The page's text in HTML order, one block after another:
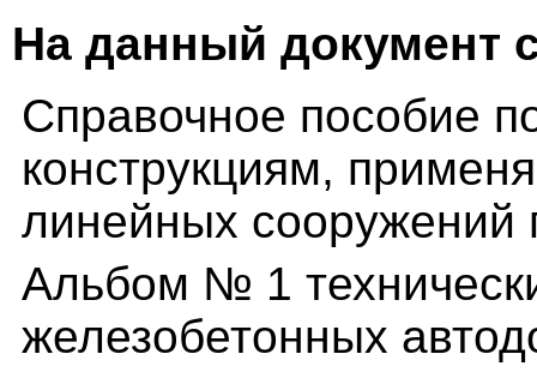
На данный документ
Справочное пособие
конструкциям,
линейных сооружений
Альбом № 1
железобетонных